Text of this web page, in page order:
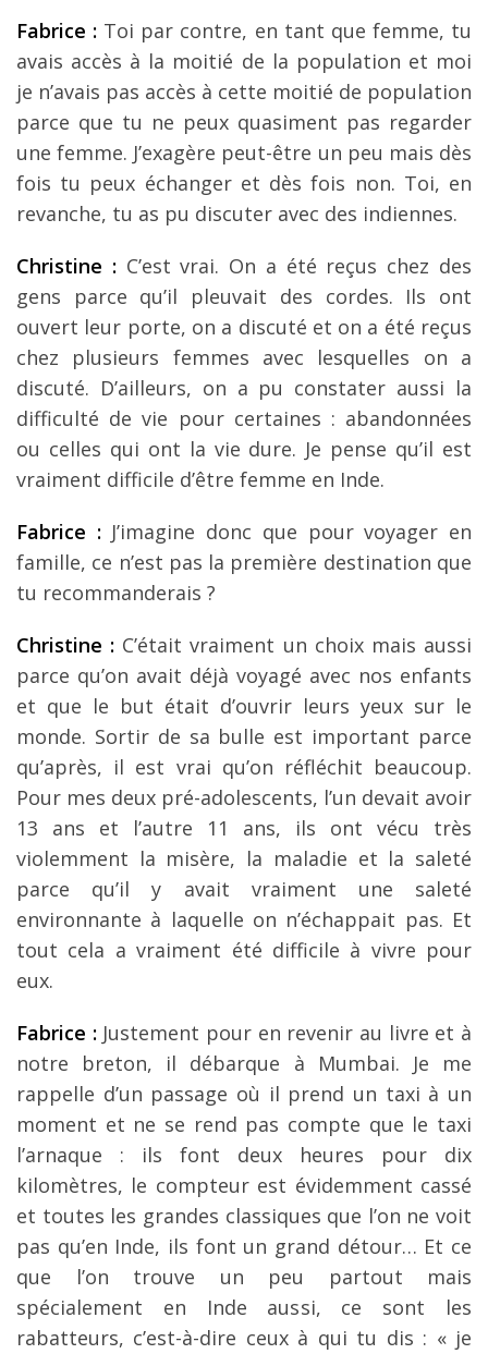
Fabrice : Toi par contre, en tant que femme, tu
avais accès à la moitié de la population et moi
je n’avais pas accès à cette moitié de population
parce que tu ne peux quasiment pas regarder
une femme. J’exagère peut-être un peu mais dès
fois tu peux échanger et dès fois non. Toi, en
revanche, tu as pu discuter avec des indiennes.
Christine :C’est vrai. On a été reçus chez des
gens parce qu’il pleuvait des cordes. Ils ont
ouvert leur porte, on a discuté et on a été reçus
chez plusieurs femmes avec lesquelles on a
discuté. D’ailleurs, on a pu constater aussi la
difficulté de vie pour certaines : abandonnées
ou celles qui ont la vie dure. Je pense qu’il est
vraiment difficile d’être femme en Inde.
Fabrice :J’imagine donc que pour voyager en
famille, ce n’est pas la première destination que
tu recommanderais ?
Christine : C’était vraiment un choix mais aussi
parce qu’on avait déjà voyagé avec nos enfants
et que le but était d’ouvrir leurs yeux sur le
monde. Sortir de sa bulle est important parce
qu’après, il est vrai qu’on réfléchit beaucoup.
Pour mes deux pré-adolescents, l’un devait avoir
13 ans et l’autre 11 ans, ils ont vécu très
violemment la misère, la maladie et la saleté
parce qu’il y avait vraiment une saleté
environnante à laquelle on n’échappait pas. Et
tout cela a vraiment été difficile à vivre pour
eux.
Fabrice :Justement pour en revenir au livre et à
notre breton, il débarque à Mumbai. Je me
rappelle d’un passage où il prend un taxi à un
moment et ne se rend pas compte que le taxi
l’arnaque : ils font deux heures pour dix
kilomètres, le compteur est évidemment cassé
et toutes les grandes classiques que l’on ne voit
pas qu’en Inde, ils font un grand détour… Et ce
que l’on trouve un peu partout mais
spécialement en Inde aussi, ce sont les
rabatteurs, c’est-à-dire ceux à qui tu dis : « je